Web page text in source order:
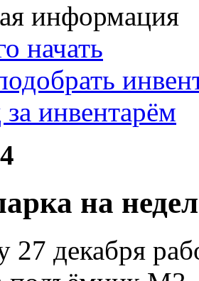
информация
начать
инвентарём
на
27 декабря